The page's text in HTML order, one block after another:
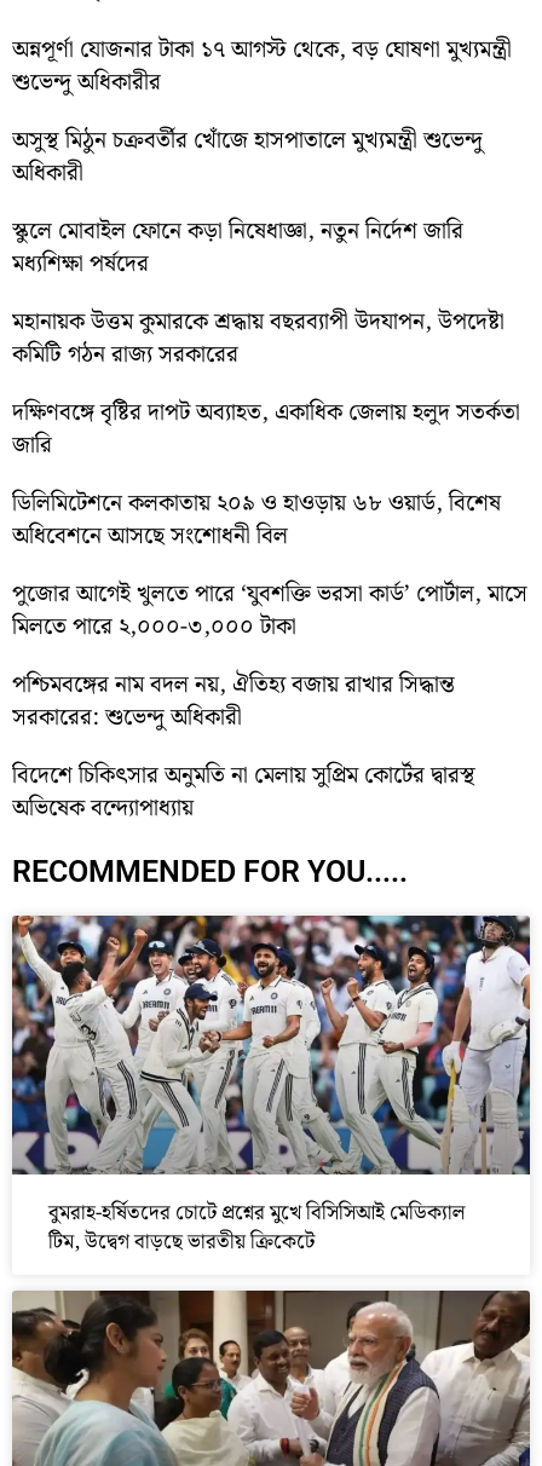
অন্নপূর্ণা যোজনার টাকা ১৭ আগস্ট থেকে, বড় ঘোষণা মুখ্যমন্ত্রী
শুভেন্দু অধিকারীর
অসুস্থ মিঠুন চক্রবর্তীর খোঁজে হাসপাতালে মুখ্যমন্ত্রী শুভেন্দু
অধিকারী
স্কুলে মোবাইল ফোনে কড়া নিষেধাজ্ঞা, নতুন নির্দেশ জারি
মধ্যশিক্ষা পর্ষদের
মহানায়ক উত্তম কুমারকে শ্রদ্ধায় বছরব্যাপী উদযাপন, উপদেষ্টা
কমিটি গঠন রাজ্য সরকারের
দক্ষিণবঙ্গে বৃষ্টির দাপট অব্যাহত, একাধিক জেলায় হলুদ সতর্কতা
জারি
ডিলিমিটেশনে কলকাতায় ২০৯ ও হাওড়ায় ৬৮ ওয়ার্ড, বিশেষ
অধিবেশনে আসছে সংশোধনী বিল
পুজোর আগেই খুলতে পারে ‘যুবশক্তি ভরসা কার্ড’ পোর্টাল, মাসে
মিলতে পারে ২,০০০-৩,০০০ টাকা
পশ্চিমবঙ্গের নাম বদল নয়, ঐতিহ্য বজায় রাখার সিদ্ধান্ত
সরকারের: শুভেন্দু অধিকারী
বিদেশে চিকিৎসার অনুমতি না মেলায় সুপ্রিম কোর্টের দ্বারস্থ
অভিষেক বন্দ্যোপাধ্যায়
RECOMMENDED FOR YOU.....
বুমরাহ-হর্ষিতদের চোটে প্রশ্নের মুখে বিসিসিআই মেডিক্যাল
টিম, উদ্বেগ বাড়ছে ভারতীয় ক্রিকেটে